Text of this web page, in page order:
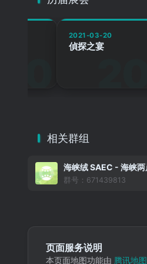
2021-03-20
偵探之宴
相关群组
群号：671439813
页面服务说明
本页面地图功能由 腾讯地图